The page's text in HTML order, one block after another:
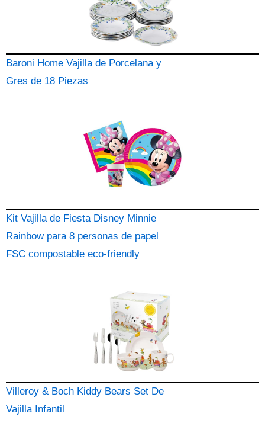
Baroni Home Vajilla de Porcelana y
Gres de 18 Piezas
Kit Vajilla de Fiesta Disney Minnie
Rainbow para 8 personas de papel
FSC compostable eco-friendly
Villeroy & Boch Kiddy Bears Set De
Vajilla Infantil